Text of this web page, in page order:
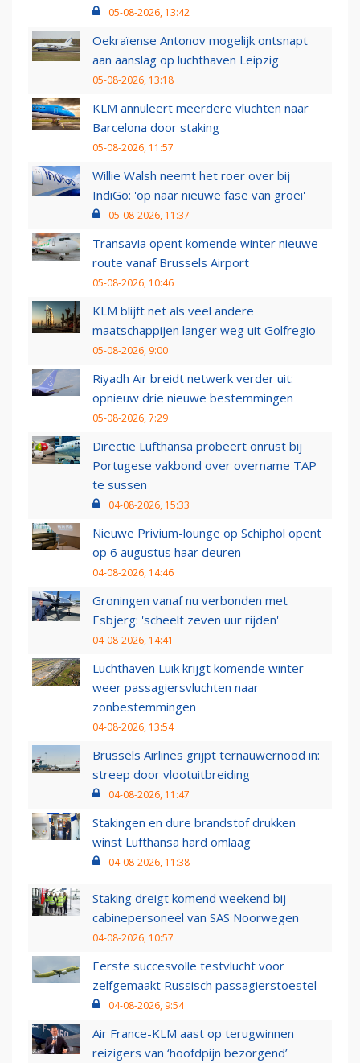
05-08-2026, 13:42
Oekraïense Antonov mogelijk ontsnapt
aan aanslag op luchthaven Leipzig
05-08-2026, 13:18
KLM annuleert meerdere vluchten naar
Barcelona door staking
05-08-2026, 11:57
Willie Walsh neemt het roer over bij
IndiGo: 'op naar nieuwe fase van groei'
05-08-2026, 11:37
Transavia opent komende winter nieuwe
route vanaf Brussels Airport
05-08-2026, 10:46
KLM blijft net als veel andere
maatschappijen langer weg uit Golfregio
05-08-2026, 9:00
Riyadh Air breidt netwerk verder uit:
opnieuw drie nieuwe bestemmingen
05-08-2026, 7:29
Directie Lufthansa probeert onrust bij
Portugese vakbond over overname TAP
te sussen
04-08-2026, 15:33
Nieuwe Privium-lounge op Schiphol opent
op 6 augustus haar deuren
04-08-2026, 14:46
Groningen vanaf nu verbonden met
Esbjerg: 'scheelt zeven uur rijden'
04-08-2026, 14:41
Luchthaven Luik krijgt komende winter
weer passagiersvluchten naar
zonbestemmingen
04-08-2026, 13:54
Brussels Airlines grijpt ternauwernood in:
streep door vlootuitbreiding
04-08-2026, 11:47
Stakingen en dure brandstof drukken
winst Lufthansa hard omlaag
04-08-2026, 11:38
Staking dreigt komend weekend bij
cabinepersoneel van SAS Noorwegen
04-08-2026, 10:57
Eerste succesvolle testvlucht voor
zelfgemaakt Russisch passagierstoestel
04-08-2026, 9:54
Air France-KLM aast op terugwinnen
reizigers van ‘hoofdpijn bezorgend’